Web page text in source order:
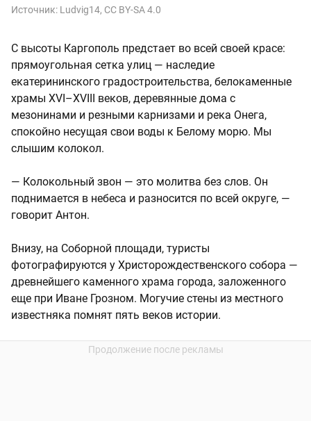
Источник: Ludvig14, CC BY-SA 4.0
С высоты Каргополь предстает во всей своей красе:
прямоугольная сетка улиц — наследие
екатерининского градостроительства, белокаменные
храмы XVI–XVIII веков, деревянные дома с
мезонинами и резными карнизами и река Онега,
спокойно несущая свои воды к Белому морю. Мы
слышим колокол.
— Колокольный звон — это молитва без слов. Он
поднимается в небеса и разносится по всей округе, —
говорит Антон.
Внизу, на Соборной площади, туристы
фотографируются у Христорождественского собора —
древнейшего каменного храма города, заложенного
еще при Иване Грозном. Могучие стены из местного
известняка помнят пять веков истории.